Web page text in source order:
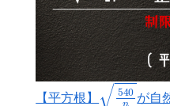
【平方根】
540n
が自